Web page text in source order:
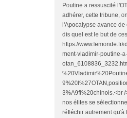
Poutine a ressuscité
adhérer, cette tribune,
l'Apocalypse avance
dis quel est le but de
https://www.lemonde.fr/
ment-vladimir-poutine-
3%A9fi%20chinois.<br
nos élites se
réfléchir autrement qu'à